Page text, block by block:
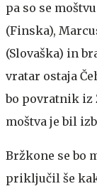
pa so se
(Finska),
(Slovaška) in
vratar ostaja
bo povratnik iz
moštva je bil
Bržkone se bo
priključil še